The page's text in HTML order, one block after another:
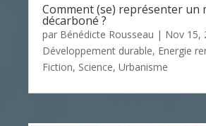
Comment (se) représenter un
décarboné ?
par Bénédicte Rousseau | Nov 15,
Développement durable, Energie
Fiction, Science, Urbanisme